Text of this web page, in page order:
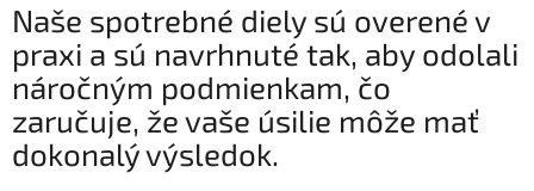
Naše spotrebné diely sú overené v
praxi a sú navrhnuté tak, aby odolali
náročným podmienkam, čo
zaručuje, že vaše úsilie môže mať
dokonalý výsledok.